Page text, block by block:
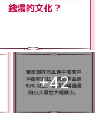
+42